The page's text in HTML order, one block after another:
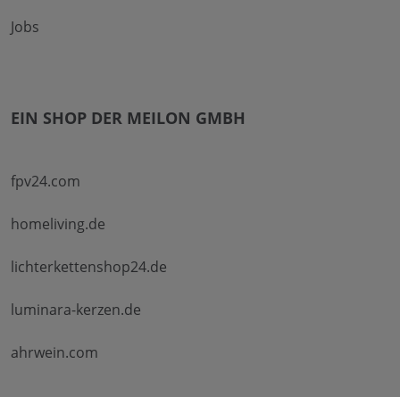
Jobs
EIN SHOP DER MEILON GMBH
fpv24.com
homeliving.de
lichterkettenshop24.de
luminara-kerzen.de
ahrwein.com